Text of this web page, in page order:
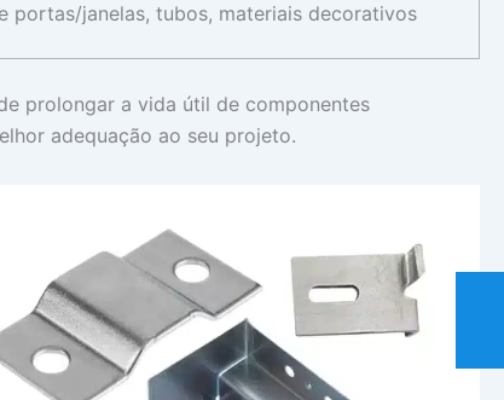
portas/janelas, tubos, materiais decorativos
prolongar a vida útil de componentes
adequação ao seu projeto.